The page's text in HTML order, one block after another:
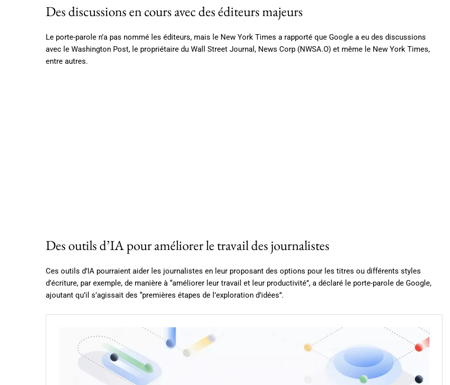
Des discussions en cours avec des éditeurs majeurs
Le porte-parole n’a pas nommé les éditeurs, mais le New York Times a rapporté que Google a eu des discussions
avec le Washington Post, le propriétaire du Wall Street Journal, News Corp (NWSA.O) et même le New York Times,
entre autres.
Des outils d’IA pour améliorer le travail des journalistes
Ces outils d’IA pourraient aider les journalistes en leur proposant des options pour les titres ou différents styles
d’écriture, par exemple, de manière à “améliorer leur travail et leur productivité”, a déclaré le porte-parole de Google,
ajoutant qu’il s’agissait des “premières étapes de l’exploration d’idées”.